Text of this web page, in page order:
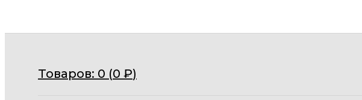
Товаров: 0 (0 ₽)